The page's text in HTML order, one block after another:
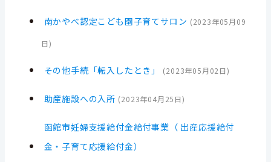
南かやべ認定こども園子育てサロン (2023年05月09
日)
その他手続「転入したとき」 (2023年05月02日)
助産施設への入所 (2023年04月25日)
函館市妊婦支援給付金給付事業（ 出産応援給付
金・子育て応援給付金）